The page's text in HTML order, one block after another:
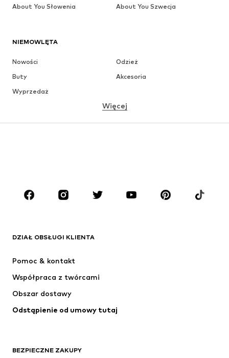
NIEMOWLĘTA
Nowości
Odzież
Buty
Akcesoria
Wyprzedaż
MARKI
Next
NAME IT
Więcej
DZIAŁ OBSŁUGI KLIENTA
Pomoc & kontakt
Współpraca z twórcami
Obszar dostawy
Odstąpienie od umowy tutaj
BEZPIECZNE ZAKUPY
About You Słowenia
About You Szwecja